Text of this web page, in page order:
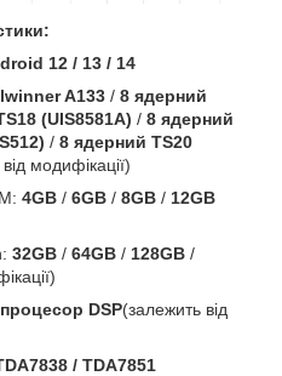
12 / 13 / 14
A133 / 8 ядерний
(UIS8581A) / 8 ядерний
/ 8 ядерний TS20
модифікації)
4GB / 6GB / 8GB / 12GB
32GB / 64GB / 128GB /
DSP(залежить від
/ TDA7851